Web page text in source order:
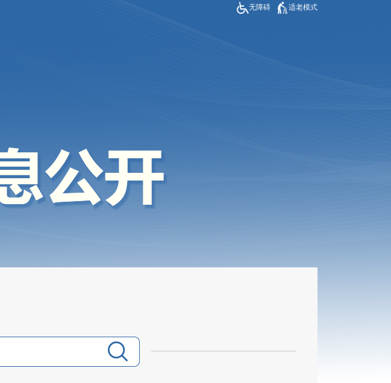
无障碍 适老模式